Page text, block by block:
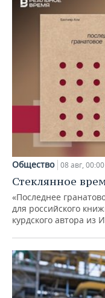
Общество 08 авг, 00:00
Стеклянное
«Последнее
для российского
курдского автора из